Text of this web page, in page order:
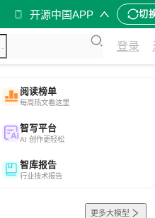
开源中国APP 切
登录
阅读榜单
每周热文看这里
智写平台
AI 创作更轻松
智库报告
行业技术报告
更多大模型